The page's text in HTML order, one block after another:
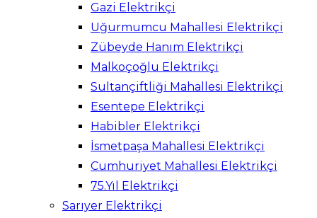
Gazi Elektrikçi
Uğurmumcu Mahallesi Elektrikçi
Zübeyde Hanım Elektrikçi
Malkoçoğlu Elektrikçi
Sultançiftliği Mahallesi Elektrikçi
Esentepe Elektrikçi
Habibler Elektrikçi
İsmetpaşa Mahallesi Elektrikçi
Cumhuriyet Mahallesi Elektrikçi
75.Yıl Elektrikçi
Sarıyer Elektrikçi